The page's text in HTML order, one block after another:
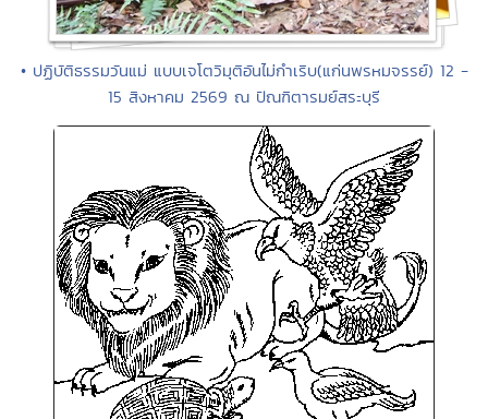
• ปฏิบัติธรรมวันแม่ แบบเจโตวิมุติอันไม่กำเริบ(แก่นพรหมจรรย์) 12 -
15 สิงหาคม 2569 ณ ปัณฑิตารมย์สระบุรี